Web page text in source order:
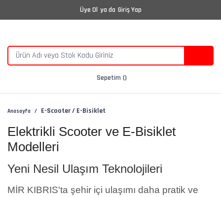
Üye Ol ya da Giriş Yap
Sepetim
Anasayfa E-Scooter / E-Bisiklet
Elektrikli Scooter ve E-Bisiklet
Modelleri
Yeni Nesil Ulaşım Teknolojileri
MİR KIBRIS'ta şehir içi ulaşımı daha pratik ve